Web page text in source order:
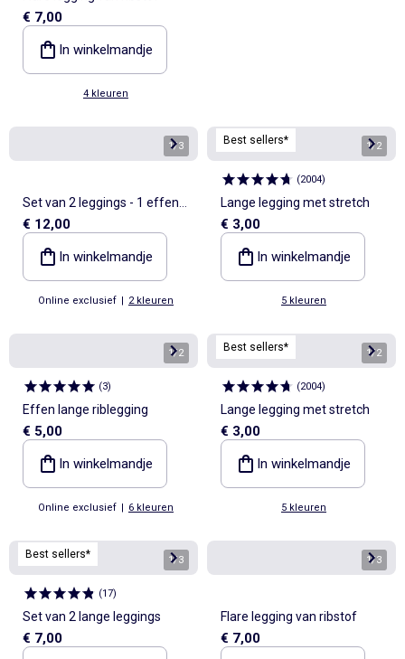
€ 7,00
In winkelmandje
4 kleuren
1/3
Set van 2 leggings - 1 effen +
1 met print
€ 12,00
In winkelmandje
Online exclusief | 2 kleuren
Best sellers* 1/2
(2004)
Lange legging met stretch
€ 3,00
In winkelmandje
5 kleuren
1/2
(3)
Effen lange riblegging
€ 5,00
In winkelmandje
Online exclusief | 6 kleuren
Best sellers* 1/2
(2004)
Lange legging met stretch
€ 3,00
In winkelmandje
5 kleuren
Best sellers* 1/3
(17)
Set van 2 lange leggings
€ 7,00
1/3
Flare legging van ribstof
€ 7,00